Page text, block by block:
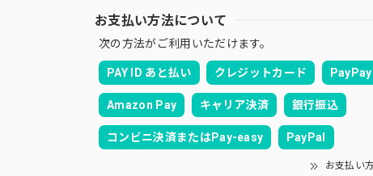
お支払い方法について
次の方法がご利用いただけます。
PAY ID あと払い クレジットカード PayPay
Amazon Pay キャリア決済 銀行振込
コンビニ決済またはPay-easy PayPal
お支払い